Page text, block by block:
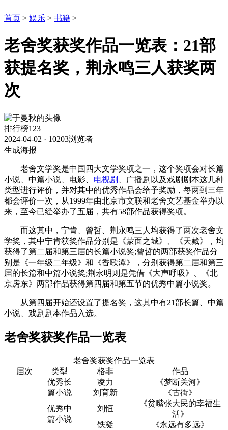
首页 > 娱乐 > 书籍 >
老舍奖获奖作品一览表：21部
获提名奖，荆永鸣三人获奖两
次
排行榜123
2024-04-02 · 10203浏览者
生成海报
老舍文学奖是中国四大文学奖项之一，这个奖项会对长篇
小说、中篇小说、电影、 电视剧
、广播剧以及戏剧剧本这几种
类型进行评价，并对其中的优秀作品会给予奖励，每两到三年
都会评价一次，从1999年由北京市文联和老舍文艺基金举办以
来，至今已经举办了五届，共有58部作品获得奖项。
而这其中，宁肯、曾哲、荆永鸣三人均获得了两次老舍文
学奖，其中宁肯获奖作品分别是《蒙面之城》、《天藏》，均
获得了第二届和第三届的长篇小说奖;曾哲的两部获奖作品分
别是《一年级二年级》和《香歌潭》，分别获得第二届和第三
届的长篇和中篇小说奖;荆永明则是凭借《大声呼吸》、《北
京房东》两部作品获得第四届和第五节的优秀中篇小说奖。
从第四届开始还设置了提名奖，这其中有21部长篇、中篇
小说、戏剧剧本作品入选。
老舍奖获奖作品一览表
老舍奖获奖作品一览表
届次
类型 格非 作品
优秀长
篇小说
凌力
《梦断关河》
刘育新
《古街》
优秀中
篇小说
刘恒
《贫嘴张大民的幸福生
活》
铁凝
《永远有多远》